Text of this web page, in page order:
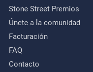
Stone Street Premios
Únete a la comunidad
Facturación
FAQ
Contacto